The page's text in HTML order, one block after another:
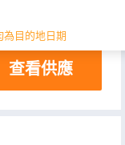
目的地日期
調 電視機
查看供應